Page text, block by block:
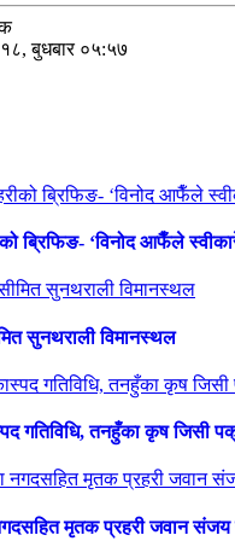
बुधबार ०५:५७
ब्रिफिङ- ‘विनोद आफैँले
सुनथराली विमानस्थल
गतिविधि, तनहुँका कृष जिसी
नगदसहित मृतक प्रहरी जवान संजय